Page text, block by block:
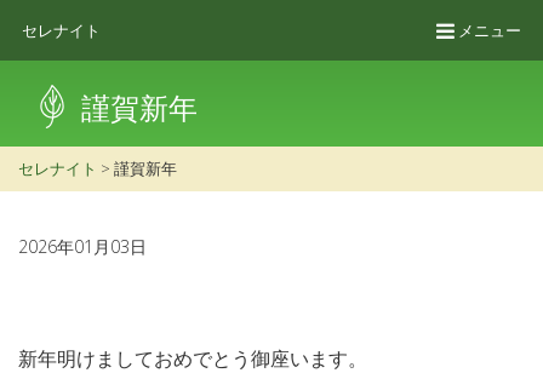
セレナイト メニュー
謹賀新年
セレナイト > 謹賀新年
2026年01月03日
新年明けましておめでとう御座います。